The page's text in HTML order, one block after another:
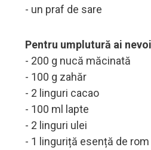
- un praf de sare
Pentru umplutură ai
- 200 g nucă măcinată
- 100 g zahăr
- 2 linguri cacao
- 100 ml lapte
- 2 linguri ulei
- 1 linguriță esență de rom